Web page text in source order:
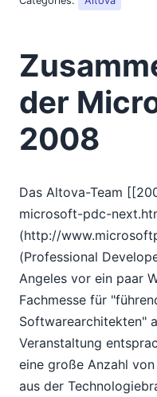
09
10
11
Zusammenfassung
12
der
2008
Das Altova-Team
microsoft-pdc-
(http://
(Professional
Angeles vor ein paar
Fachmesse für
Softwarearchitekten"
Veranstaltung
eine große Anzahl
aus der